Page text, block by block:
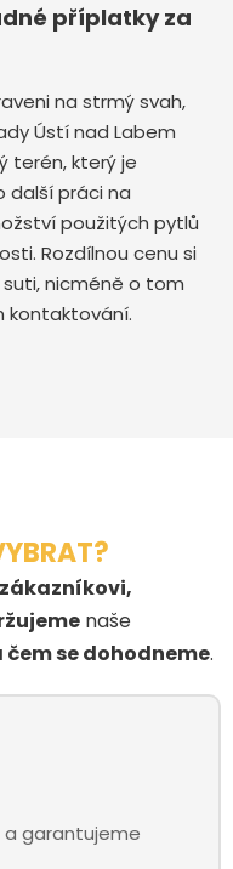
příplatky za
na strmý svah,
Ústí nad Labem
terén, který je
další práci na
použitých pytlů
Rozdílnou cenu si
nicméně o tom
kontaktování.
naše
se dohodneme.
a garantujeme